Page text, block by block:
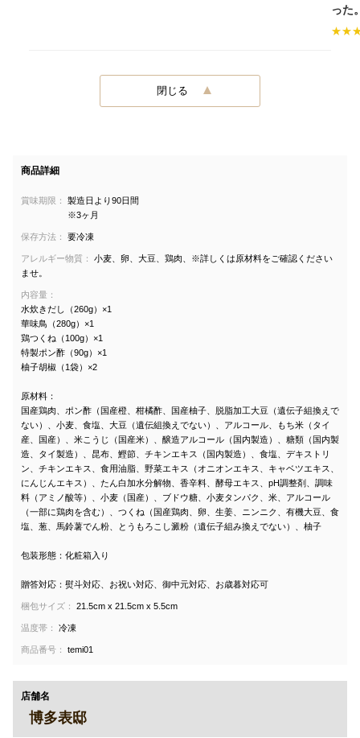
った
★★
閉じる
商品詳細
賞味期限：
製造日より90日間
※3ヶ月
保存方法： 要冷凍
アレルギー物質：
小麦、卵、大豆、鶏肉、※詳しくは原材料をご確認ください
ませ。
内容量：
水炊きだし（260g）×1
華味鳥（280g）×1
鶏つくね（100g）×1
特製ポン酢（90g）×1
柚子胡椒（1袋）×2
原材料：
国産鶏肉、ポン酢（国産橙、柑橘酢、国産柚子、脱脂加工大豆（遺伝子組換えで
ない）、小麦、食塩、大豆（遺伝組換えでない）、アルコール、もち米（タイ
産、国産）、米こうじ（国産米）、醸造アルコール（国内製造）、糖類（国内製
造、タイ製造）、昆布、鰹節、チキンエキス（国内製造）、食塩、デキストリ
ン、チキンエキス、食用油脂、野菜エキス（オニオンエキス、キャベツエキス、
にんじんエキス）、たん白加水分解物、香辛料、酵母エキス、pH調整剤、調味
料（アミノ酸等）、小麦（国産）、ブドウ糖、小麦タンパク、米、アルコール
（一部に鶏肉を含む）、つくね（国産鶏肉、卵、生姜、ニンニク、有機大豆、食
塩、葱、馬鈴薯でん粉、とうもろこし澱粉（遺伝子組み換えでない）、柚子
包装形態：化粧箱入り
贈答対応：熨斗対応、お祝い対応、御中元対応、お歳暮対応可
梱包サイズ： 21.5cm x 21.5cm x 5.5cm
温度帯： 冷凍
商品番号： temi01
店舗名
博多表邸